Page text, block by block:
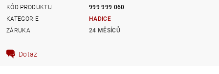
KÓD PRODUKTU
999 999 060
KATEGORIE
HADICE
ZÁRUKA
24 MĚSÍCŮ
Dotaz